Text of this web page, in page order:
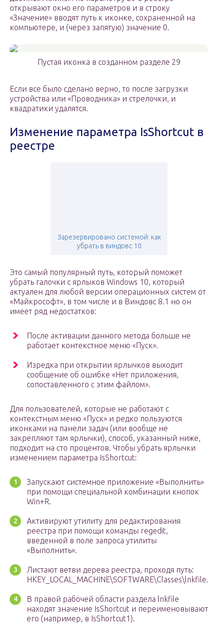
открывают окно его параметров и в строку
«Значение» вводят путь к иконке, сохраненной на
компьютере, и (через запятую) значение 0.
Пустая иконка в созданном разделе 29
Если все было сделано верно, то после загрузки
устройства или «Проводника» и стрелочки, и
квадратики удалятся.
Изменение параметра IsShortcut в
реестре
Зарезервировано системой: как
убрать в виндовс 10
Это самый популярный путь, который поможет
убрать галочки с ярлыков Windows 10, который
актуален для любой версии операционных систем от
«Майкрософт», в том числе и в Виндовс 8.1 но он
имеет ряд недостатков:
После активации данного метода больше не
работает контекстное меню «Пуск».
Изредка при открытии ярлычков выходит
сообщение об ошибке «Нет приложения,
сопоставленного с этим файлом».
Для пользователей, которые не работают с
контекстным меню «Пуск» и редко пользуются
иконками на панели задач (или вообще не
закрепляют там ярлычки), способ, указанный ниже,
подходит на сто процентов. Чтобы убрать ярлычки
изменением параметра IsShortcut:
Запускают системное приложение «Выполнить»
при помощи специальной комбинации кнопок
Win+R.
Активируют утилиту для редактирования
реестра при помощи команды regedit,
введенной в поле запроса утилиты
«Выполнить».
Листают ветви дерева реестра, проходя путь:
HKEY_LOCAL_MACHINE\SOFTWARE\Classes\lnkfile.
В правой рабочей области раздела lnkfile
находят значение IsShortcut и переименовывают
его (например, в IsShortcut1).